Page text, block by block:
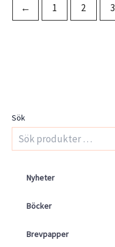
Sök
Nyheter
Böcker
Brevpapper
← 1 2 3